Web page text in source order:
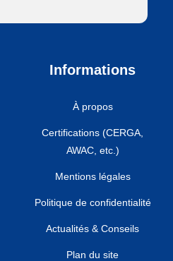
Informations
À propos
Certifications (CERGA,
AWAC, etc.)
Mentions légales
Politique de confidentialité
Actualités & Conseils
Plan du site